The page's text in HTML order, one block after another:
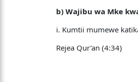
b) Wajibu wa Mke
i. Kumtii mumewe
Rejea Qur’an (4:34)